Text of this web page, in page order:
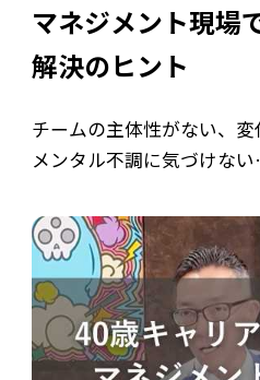
マネジメント現場
解決のヒント
チームの主体性がない、
メンタル不調に気づけな
できることが多いです。
あるマネジメントの課題